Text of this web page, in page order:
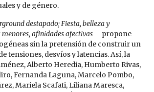
y de género.
destapado; Fiesta, belleza y
afinidades afectivas— propone
sin la pretensión de construir un
tensiones, desvíos y latencias. Así, la
Alberto Heredia, Humberto Rivas,
Fernanda Laguna, Marcelo Pombo,
Mariela Scafati, Liliana Maresca,